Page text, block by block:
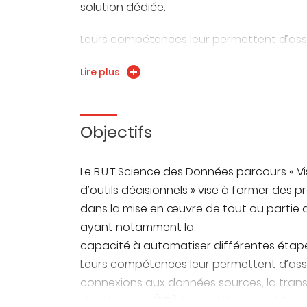
solution dédiée.
Leurs compétences leur permettent
outils de reporting et des tableaux de
connaissances organisées sur leurs
Les DATA ou données sont aujourd’hui
de la mise en place d’indicateurs de
Les données, leur collecte, leur
le monde professionnel d’aujourd’hui.
Lire plus
Objectifs
Le B.U.T Science des Données parcours «
d’outils décisionnels » vise à former des
dans la mise en œuvre de tout ou partie
ayant notamment la
capacité à automatiser différentes
Leurs compétences leur permettent
connexions aux données sources, la